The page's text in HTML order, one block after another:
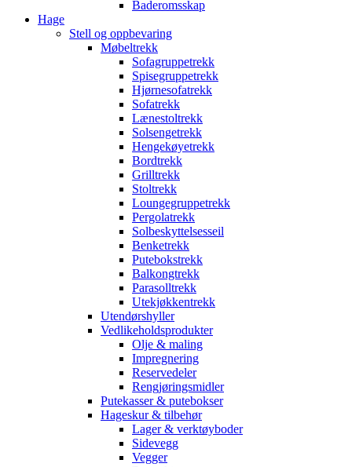
Baderomsskap
Hage
Stell og oppbevaring
Møbeltrekk
Sofagruppetrekk
Spisegruppetrekk
Hjørnesofatrekk
Sofatrekk
Lænestoltrekk
Solsengetrekk
Hengekøyetrekk
Bordtrekk
Grilltrekk
Stoltrekk
Loungegruppetrekk
Pergolatrekk
Solbeskyttelsesseil
Benketrekk
Putebokstrekk
Balkongtrekk
Parasolltrekk
Utekjøkkentrekk
Utendørshyller
Vedlikeholdsprodukter
Olje & maling
Impregnering
Reservedeler
Rengjøringsmidler
Putekasser & putebokser
Hageskur & tilbehør
Lager & verktøyboder
Sidevegg
Vegger